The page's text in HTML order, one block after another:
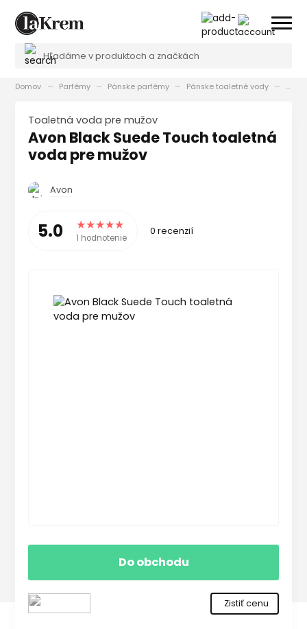
Domov Parfémy Pánske parfémy Pánske toaletné vody
toaletná voda pre mužov
Avon Black Suede Touch toaletná
voda pre mužov
Avon
5.0 1 hodnotenie
0 recenzií
Do obchodu
Zistiť cenu